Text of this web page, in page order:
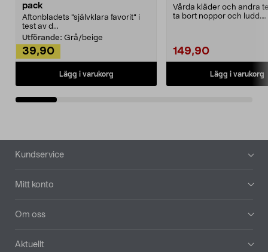
pack
Aftonbladets "självklara favorit” i
test av d...
Utförande: Grå/beige
39,90
Lägg i varukorg
Vårda kläder och andra
ta bort noppor och ludd.
149,90
Lägg i varukorg
Sidfot
Kundservice
Mitt konto
Om oss
Aktuellt